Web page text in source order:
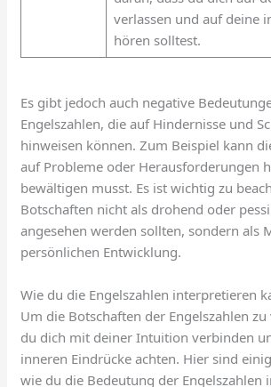
verlassen und auf deine
hören solltest.
Es gibt jedoch auch negative
Engelszahlen, die auf Hindernisse und
hinweisen können. Zum Beispiel kann
auf Probleme oder Herausforderungen
bewältigen musst. Es ist wichtig zu
Botschaften nicht als drohend oder
angesehen werden sollten, sondern als
persönlichen Entwicklung.
Wie du die Engelszahlen interpretieren
Um die Botschaften der Engelszahlen
du dich mit deiner Intuition verbinden
inneren Eindrücke achten. Hier sind
wie du die Bedeutung der Engelszahlen